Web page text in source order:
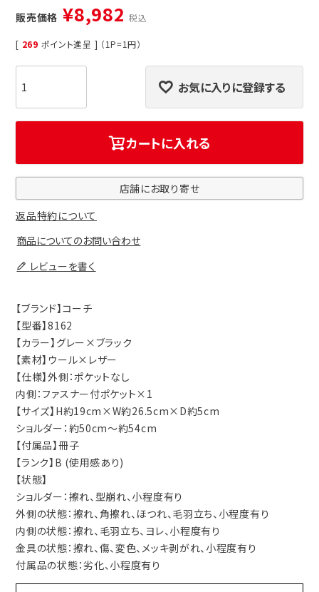
販売価格 ¥8,982 税込
[ 269 ポイント進呈 ] （1P=1円）
お気に入りに登録する
カートに入れる
店舗にお取り寄せ
返品特約について
商品についてのお問い合わせ
レビューを書く
【ブランド】コーチ
【型番】8162
【カラー】グレー×ブラック
【素材】ウール×レザー
【仕様】外側：ポケットなし
内側：ファスナー付ポケット×1
【サイズ】H約19cm×W約26.5cm×D約5cm
ショルダー：約50cm～約54cm
【付属品】冊子
【ランク】B (使用感あり)
【状態】
ショルダー：擦れ、型崩れ、小程度有り
外側の状態：擦れ、角擦れ、ほつれ、毛羽立ち、小程度有り
内側の状態：擦れ、毛羽立ち、ヨレ、小程度有り
金具の状態：擦れ、傷、変色、メッキ剥がれ、小程度有り
付属品の状態：劣化、小程度有り